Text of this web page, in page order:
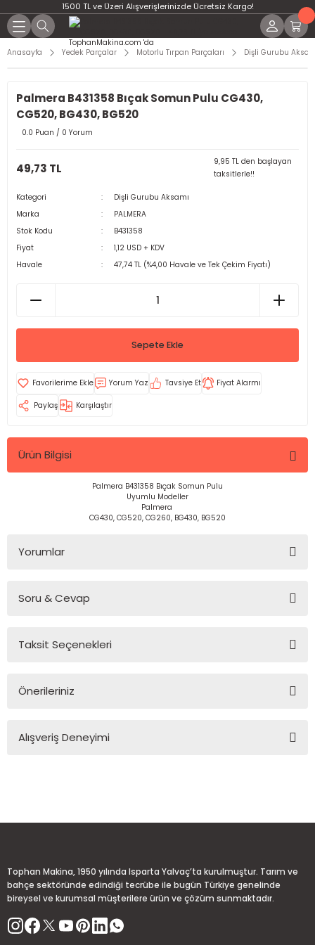
1500 TL ve Üzeri Alışverişlerinizde Ücretsiz Kargo!
Anasayfa Yedek Parçalar Motorlu Tırpan Parçaları Dişli Gurubu
Palmera B431358 Bıçak Somun Pulu CG430,
CG520, BG430, BG520
0.0 Puan / 0 Yorum
49,73 TL
9,95 TL den başlayan
taksitlerle!!
Kategori
Dişli Gurubu Aksamı
Marka
PALMERA
Stok Kodu
B431358
Fiyat
1,12 USD + KDV
Havale
47,74 TL (%4,00 Havale ve Tek Çekim Fiyatı)
Sepete Ekle
Yorum Yaz Tavsiye Et Fiyat Alarmı
Paylaş Karşılaştır
Ürün Bilgisi
Palmera B431358 Bıçak Somun Pulu
Uyumlu Modeller
Palmera
CG430, CG520, CG260, BG430, BG520
Yorumlar
Soru & Cevap
Ürün hakkında henüz soru sorulmamış.
Taksit Seçenekleri
Önerileriniz
konularda yetersiz gördüğünüz noktaları öneri formunu
Bu ürüne benzer farklı alternatifler olmalı.
Alışveriş Deneyimi
Tophan Makina, 1950 yılında Isparta Yalvaç’ta kurulmuştur. Tarım ve
bahçe sektöründe edindiği tecrübe ile bugün Türkiye genelinde
bireysel ve kurumsal müşterilere ürün ve çözüm sunmaktadır.